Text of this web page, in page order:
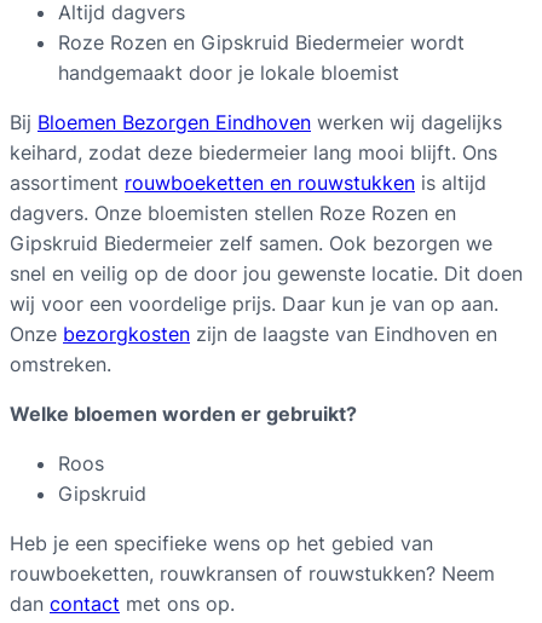
d
B
i
e
d
e
r
m
e
i
a
n
t
Altijd dagvers
Roze Rozen en Gipskruid Biedermeier wordt
handgemaakt door je lokale bloemist
Bij Bloemen Bezorgen Eindhoven werken wij dagelijks
keihard, zodat deze biedermeier lang mooi blijft. Ons
assortiment rouwboeketten en rouwstukken is altijd
dagvers. Onze bloemisten stellen Roze Rozen en
Gipskruid Biedermeier zelf samen. Ook bezorgen we
snel en veilig op de door jou gewenste locatie. Dit doen
wij voor een voordelige prijs. Daar kun je van op aan.
Onze bezorgkosten zijn de laagste van Eindhoven en
omstreken.
Welke bloemen worden er gebruikt?
Roos
Gipskruid
Heb je een specifieke wens op het gebied van
rouwboeketten, rouwkransen of rouwstukken? Neem
dan contact met ons op.